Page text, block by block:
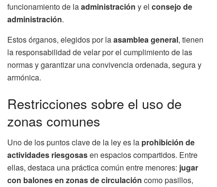
funcionamiento de laadministración y el consejo de
administración.
Estos órganos, elegidos por laasamblea general, tienen
la responsabilidad de velar por el cumplimiento de las
normas y garantizar una convivencia ordenada, segura y
armónica.
Restricciones sobre el uso de
zonas comunes
Uno de los puntos clave de la ley es la prohibición de
actividades riesgosasen espacios compartidos. Entre
ellas, destaca una práctica común entre menores: jugar
con balones en zonas de circulación como pasillos,